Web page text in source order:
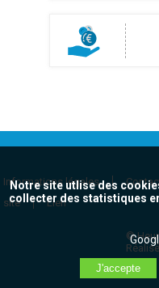
Informations légales
site
Lien
©
Notre site utlise des
collecter des statistiques